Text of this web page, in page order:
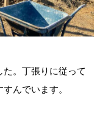
。丁張りに従って
んでいます。